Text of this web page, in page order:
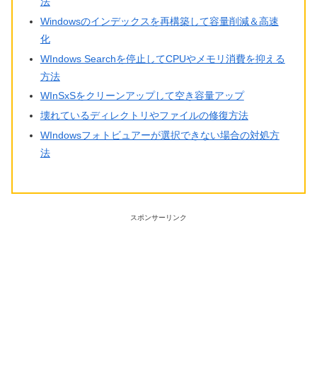
Windowsのインデックスを再構築して容量削減＆高速
化
WIndows Searchを停止してCPUやメモリ消費を抑える
方法
WInSxSをクリーンアップして空き容量アップ
壊れているディレクトリやファイルの修復方法
WIndowsフォトビュアーが選択できない場合の対処方
法
スポンサーリンク